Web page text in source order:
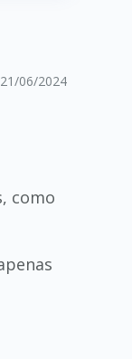
21/06/2024
como